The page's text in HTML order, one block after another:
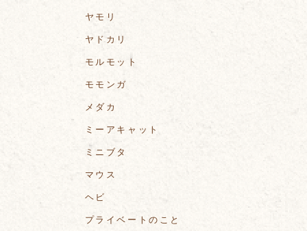
ヤモリ
ヤドカリ
モルモット
モモンガ
メダカ
ミーアキャット
ミニブタ
マウス
ヘビ
プライベートのこと